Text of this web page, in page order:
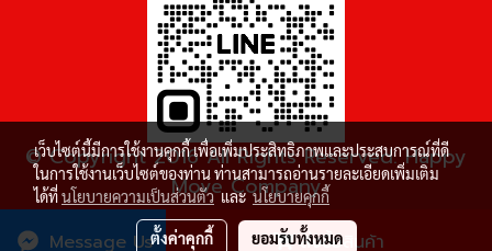
สั่งซื้อสินค้า
Message Us
© Copyright 2016 All Rights Reserved. Happy
Move Company
ผู้เข้าชมวันนี้ 1
เว็บไซต์นี้มีการใช้งานคุกกี้ เพื่อเพิ่มประสิทธิภาพและประสบการณ์ที่ดี
ในการใช้งานเว็บไซต์ของท่าน ท่านสามารถอ่านรายละเอียดเพิ่มเติม
ได้ที่นโยบายความเป็นส่วนตัวและนโยบายคุกกี้
ตั้งค่าคุกกี้ ยอมรับทั้งหมด